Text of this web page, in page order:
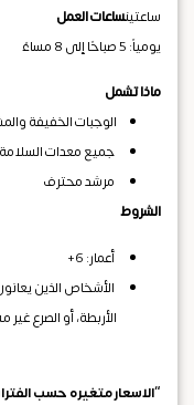
ساعتينساعات العمل
يومياً: 5 صباحًا إلى 8 مساءً
ماذا تشمل
الوجبات الخفيفة
جميع معدات السلامة
مرشد محترف
الشروط
أعمار: 6+
الأشخاص الذين
الأربطة، أو الصرع
“الاسعار متغيره حسب